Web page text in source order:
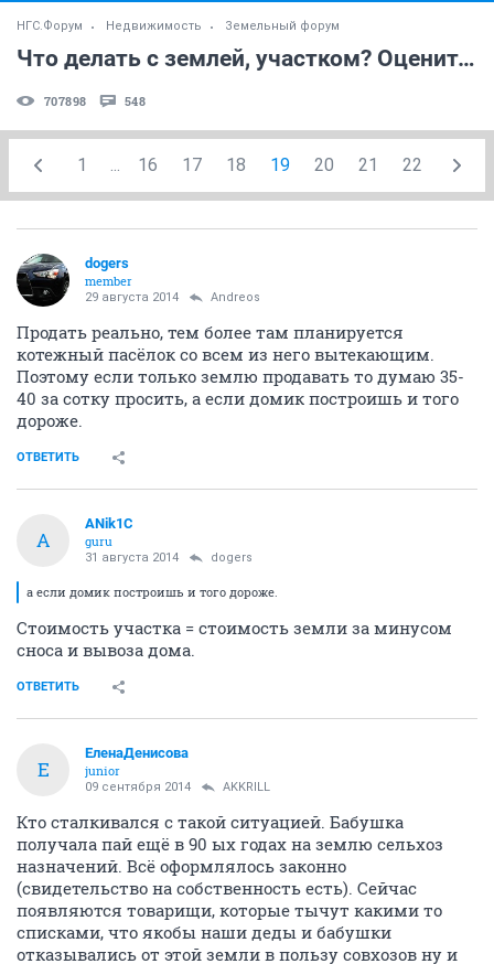
НГС.Форум Недвижимость Земельный форум
Что делать с землей, участком? Оцените участок?
707898 548
1 16 17 18 19 20 21 22
dogers
member
29 августа 2014 Andreos
Продать реально, тем более там планируется
котежный пасёлок со всем из него вытекающим.
Поэтому если только землю продавать то думаю 35-
40 за сотку просить, а если домик построишь и того
дороже.
ОТВЕТИТЬ
A
ANik1C
guru
31 августа 2014 dogers
а если домик построишь и того дороже.
Стоимость участка = стоимость земли за минусом
сноса и вывоза дома.
ОТВЕТИТЬ
Е
ЕленаДенисова
junior
09 сентября 2014 AKKRILL
Кто сталкивался с такой ситуацией. Бабушка
получала пай ещё в 90 ых годах на землю сельхоз
назначений. Всё оформлялось законно
(свидетельство на собственность есть). Сейчас
появляются товарищи, которые тычут какими то
списками, что якобы наши деды и бабушки
отказывались от этой земли в пользу совхозов ну и